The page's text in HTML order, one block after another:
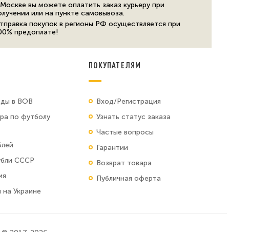
вы можете оплатить заказ курьеру при
или на пункте самовывоза.
покупок в регионы РФ осуществляется при
предоплате!
в ВОВ
по футболу
СССР
Украине
ПОКУПАТЕЛЯМ
Вход/Регистрация
Узнать статус заказа
Частые вопросы
Гарантии
Возврат товара
Публичная оферта